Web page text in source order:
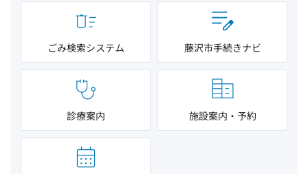
ごみ検索システム 藤沢市手続きナビ
診療案内 施設案内・予約